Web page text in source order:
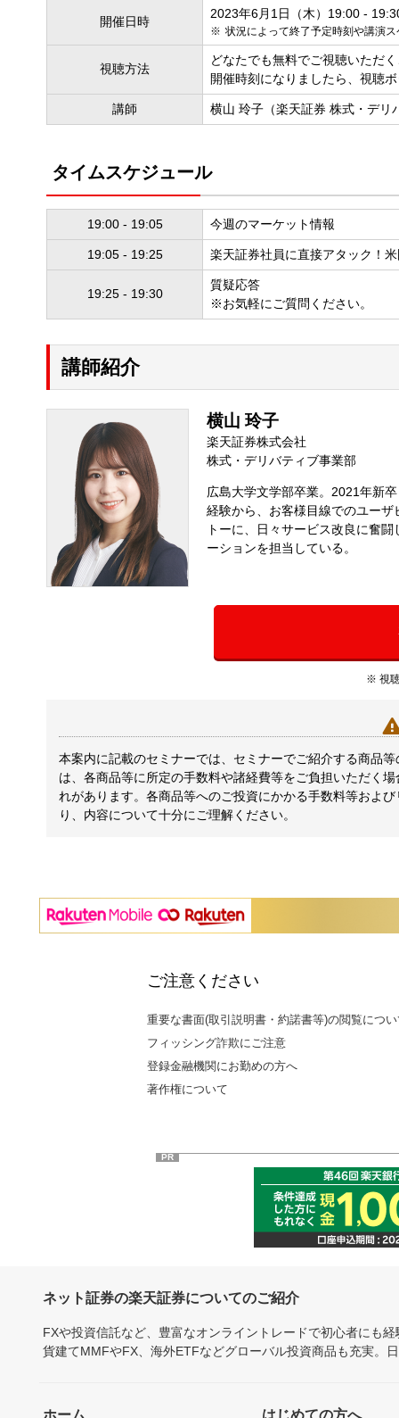
開催日時
2023年6月1日（木）19:00 -
状況によって終了予定時刻や講演
視聴方法
どなたでも無料でご視聴いただ
開催時刻になりましたら、視聴
講師 横山 玲子（楽天証券 株式・デリ
タイムスケジュール
19:00 - 19:05 今週のマーケット情報
19:05 - 19:25 楽天証券社員に直接アタック！
19:25 - 19:30
質疑応答
※お気軽にご質問ください。
講師紹介
横山 玲子
楽天証券株式会社
株式・デリバティブ事業部
広島大学文学部卒業。2021年新
経験から、お客様目線でのユー
トーに、日々サービス改良に奮
ーションを担当している。
※ 視
本案内に記載のセミナーでは、セミナーでご紹介する商品
は、各商品等に所定の手数料や諸経費等をご負担いただく
れがあります。各商品等へのご投資にかかる手数料等およ
り、内容について十分にご理解ください。
ご注意ください
重要な書面(取引説明書・約諾書等)の閲覧につ
フィッシング詐欺にご注意
登録金融機関にお勤めの方へ
著作権について
PR
ネット証券の楽天証券についてのご紹介
FXや投資信託など、豊富なオンライントレードで初心者にも
貨建てMMFやFX、海外ETFなどグローバル投資商品も充実。
ホーム はじめての方へ